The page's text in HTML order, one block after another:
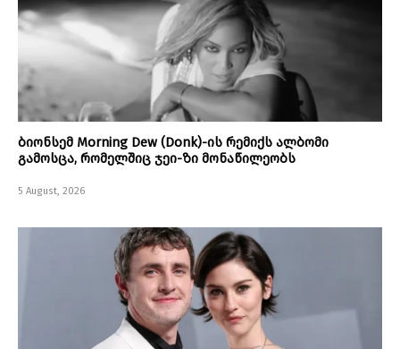
ბიონსემ Morning Dew (Donk)-ის რემიქს ალბომი
გამოსცა, რომელშიც ჯეი-ზი მონაწილეობს
5 August, 2026